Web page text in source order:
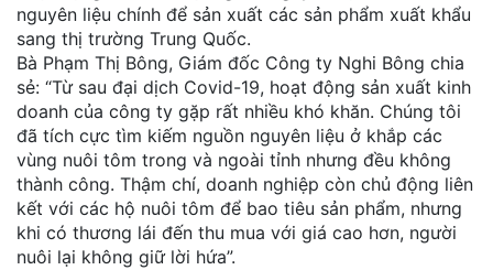
nguyên liệu chính để sản xuất các sản phẩm xuất khẩu
sang thị trường Trung Quốc.
Bà Phạm Thị Bông, Giám đốc Công ty Nghi Bông chia
sẻ: “Từ sau đại dịch Covid-19, hoạt động sản xuất kinh
doanh của công ty gặp rất nhiều khó khăn. Chúng tôi
đã tích cực tìm kiếm nguồn nguyên liệu ở khắp các
vùng nuôi tôm trong và ngoài tỉnh nhưng đều không
thành công. Thậm chí, doanh nghiệp còn chủ động liên
kết với các hộ nuôi tôm để bao tiêu sản phẩm, nhưng
khi có thương lái đến thu mua với giá cao hơn, người
nuôi lại không giữ lời hứa”.